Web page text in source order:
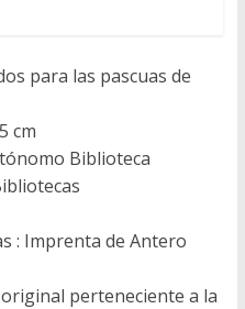
para las pascuas de
cm
Biblioteca
: Imprenta de Antero
perteneciente a la